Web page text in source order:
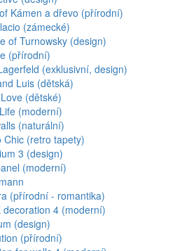
Kámen a dřevo (přírodní)
(zámecké)
of Turnowsky (design)
(přírodní)
(exklusivní, design)
Luis (dětská)
(dětské)
(moderní)
(naturální)
Chic (retro tapety)
3 (design)
(moderní)
(přírodní - romantika)
decoration 4 (moderní)
(design)
(přírodní)